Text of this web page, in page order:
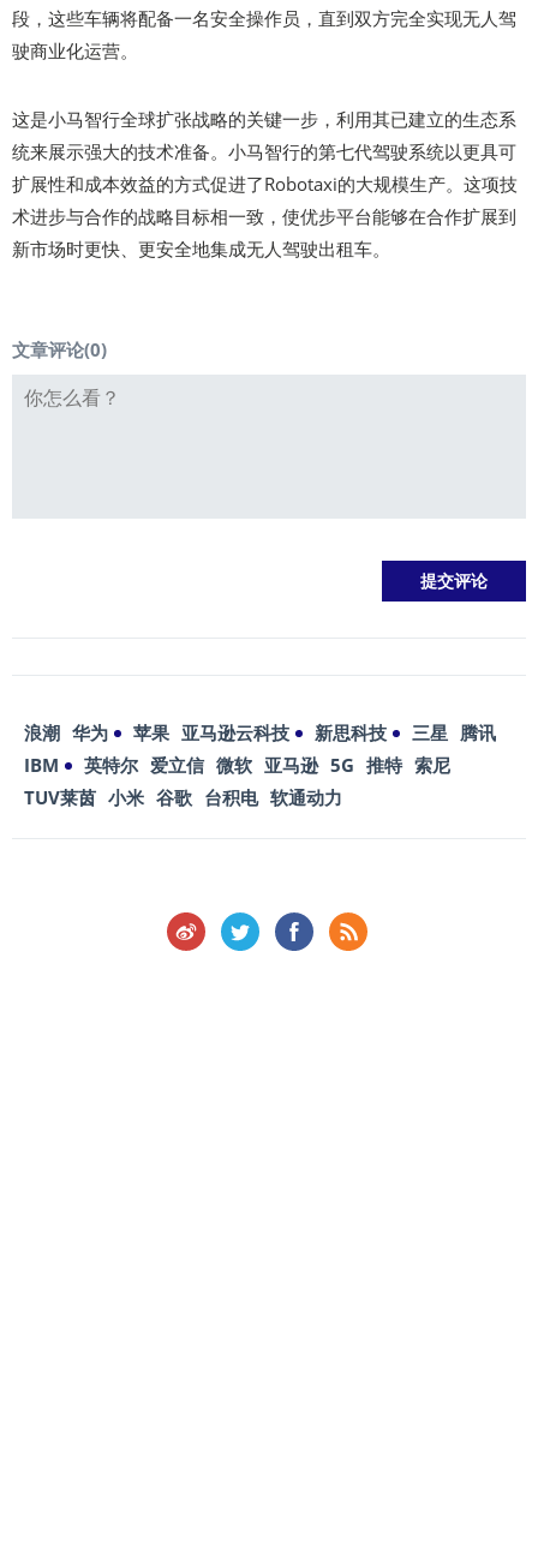
段，这些车辆将配备一名安全操作员，直到双方完全实现无人驾
驶商业化运营。
这是小马智行全球扩张战略的关键一步，利用其已建立的生态系
统来展示强大的技术准备。小马智行的第七代驾驶系统以更具可
扩展性和成本效益的方式促进了Robotaxi的大规模生产。这项技
术进步与合作的战略目标相一致，使优步平台能够在合作扩展到
新市场时更快、更安全地集成无人驾驶出租车。
文章评论(0)
浪潮 华为 苹果 亚马逊云科技 新思科技 三星 腾讯
IBM
英特尔 爱立信 微软 亚马逊 5G 推特 索尼
TUV莱茵 小米 谷歌 台积电 软通动力